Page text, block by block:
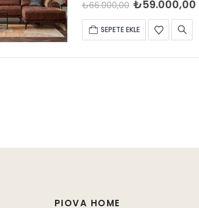
₺66.000,00 ₺59.000,00
SEPETE EKLE
PIOVA HOME